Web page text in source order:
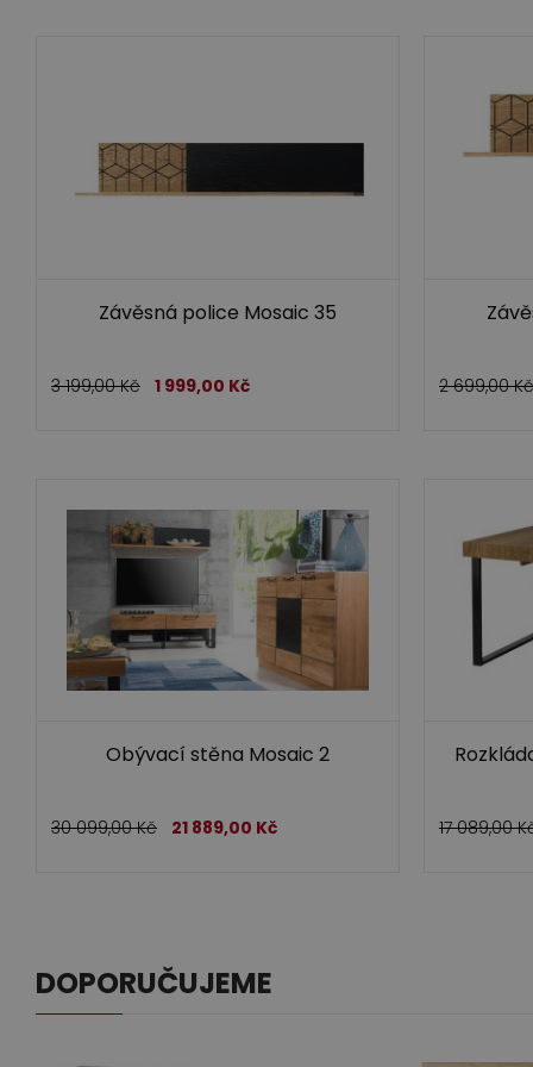
Závěsná police Mosaic 35
3 199,00Kč 1 999,00 Kč 2 699,00Kč
Obývací stěna Mosaic 2
30 099,00Kč 21 889,00 Kč 17 089,00
DOPORUČUJEME